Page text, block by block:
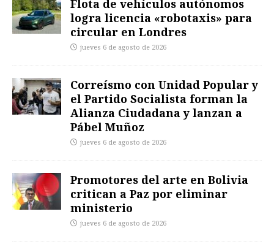
Flota de vehículos autónomos
logra licencia «robotaxis» para
circular en Londres
jueves 6 de agosto de 2026
Correísmo con Unidad Popular y
el Partido Socialista forman la
Alianza Ciudadana y lanzan a
Pábel Muñoz
jueves 6 de agosto de 2026
Promotores del arte en Bolivia
critican a Paz por eliminar
ministerio
jueves 6 de agosto de 2026